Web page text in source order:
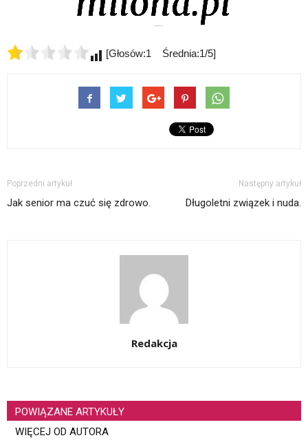
[Głosów:1 Średnia:1/5]
Poprzedni artykuł
Jak senior ma czuć się zdrowo.
Następny artykuł
Długoletni związek i nuda.
Redakcja
POWIĄZANE ARTYKUŁY
WIĘCEJ OD AUTORA